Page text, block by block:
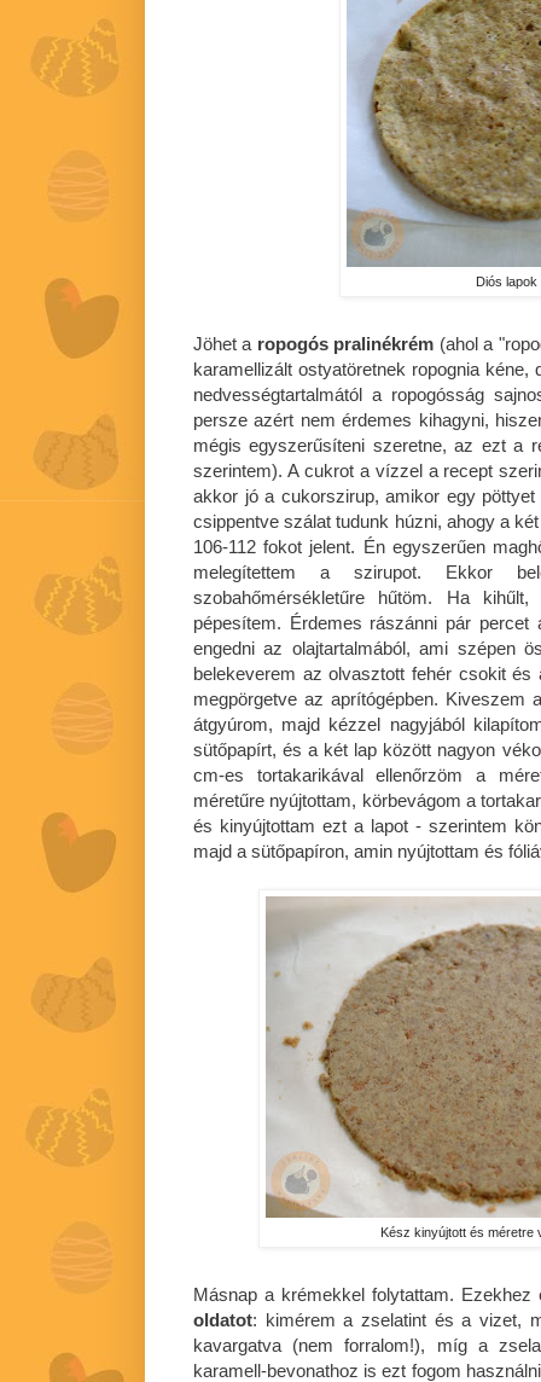
Diós lapok
Jöhet a ropogós pralinékrém (ahol a
karamellizált ostyatöretnek ropognia
nedvességtartalmától a ropogósság
persze azért nem érdemes kihagyni,
mégis egyszerűsíteni szeretne, az ezt a
szerintem). A cukrot a vízzel a recept
akkor jó a cukorszirup, amikor egy
csippentve szálat tudunk húzni, ahogy a
106-112 fokot jelent. Én egyszerűen
melegítettem a szirupot. Ekkor
szobahőmérsékletűre hűtöm. Ha
pépesítem. Érdemes rászánni pár
engedni az olajtartalmából, ami szépen
belekeverem az olvasztott fehér csokit és
megpörgetve az aprítógépben. Kiveszem
átgyúrom, majd kézzel nagyjából
sütőpapírt, és a két lap között nagyon
cm-es tortakarikával ellenőrzöm a
méretűre nyújtottam, körbevágom a
és kinyújtottam ezt a lapot - szerintem
majd a sütőpapíron, amin nyújtottam és
Kész kinyújtott és méretre
Másnap a krémekkel folytattam.
oldatot: kimérem a zselatint és a vizet,
kavargatva (nem forralom!), míg a
karamell-bevonathoz is ezt fogom